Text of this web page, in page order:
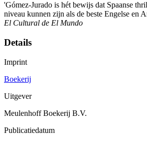
'Gómez-Jurado is hét bewijs dat Spaanse
niveau kunnen zijn als de beste Engelse en
El Cultural de El Mundo
Details
Imprint
Boekerij
Uitgever
Meulenhoff Boekerij B.V.
Publicatiedatum